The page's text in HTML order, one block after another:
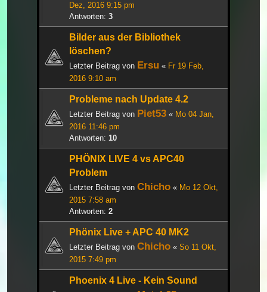
Dez, 2016 9:15 pm
Antworten: 3
Bilder aus der Bibliothek
löschen?
Letzter Beitrag von Ersu « Fr 19 Feb,
2016 9:10 am
Probleme nach Update 4.2
Letzter Beitrag von Piet53 « Mo 04 Jan,
2016 11:46 pm
Antworten: 10
PHÖNIX LIVE 4 vs APC40
Problem
Letzter Beitrag von Chicho « Mo 12 Okt,
2015 7:58 am
Antworten: 2
Phönix Live + APC 40 MK2
Letzter Beitrag von Chicho « So 11 Okt,
2015 7:49 pm
Phoenix 4 Live - Kein Sound